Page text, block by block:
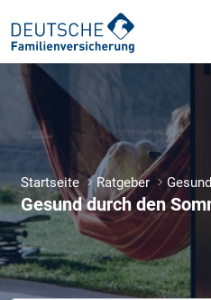
Mo - Fr 09:00
Startseite Ratgeber
Gesund durch den